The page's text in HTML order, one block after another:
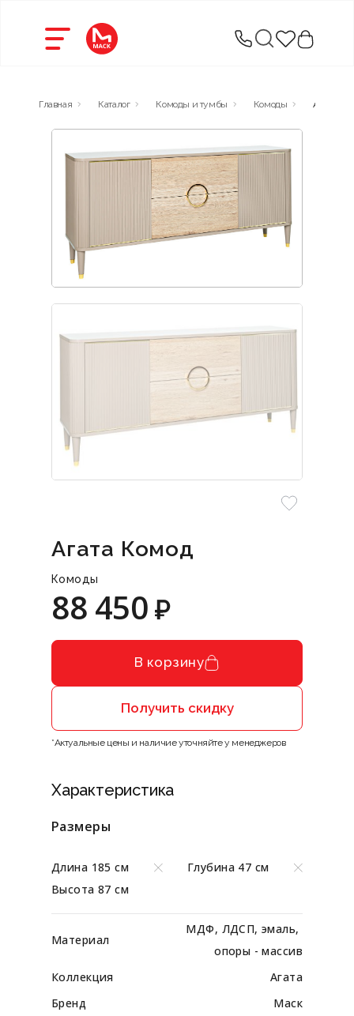
Главная Каталог Комоды и тумбы Комоды Агата
Агата Комод
Комоды
88 450 ₽
В корзину
Получить скидку
*Актуальные цены и наличие уточняйте у менеджеров
Характеристика
Размеры
Длина 185 см
Глубина 47 см
Высота 87 см
Материал
МДФ, ЛДСП, эмаль,
опоры - массив
Коллекция
Агата
Бренд
Маск